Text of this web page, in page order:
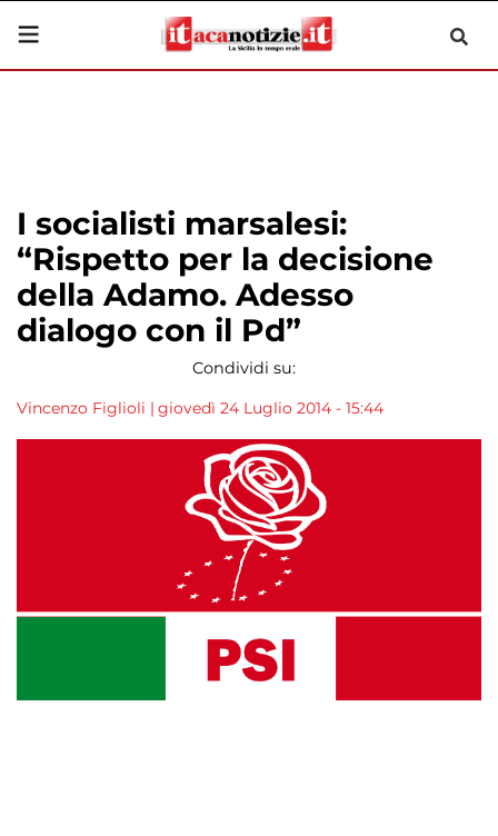
I socialisti marsalesi:
“Rispetto per la decisione
della Adamo. Adesso
dialogo con il Pd”
Condividi su:
Vincenzo Figlioli | giovedì 24 Luglio 2014 - 15:44